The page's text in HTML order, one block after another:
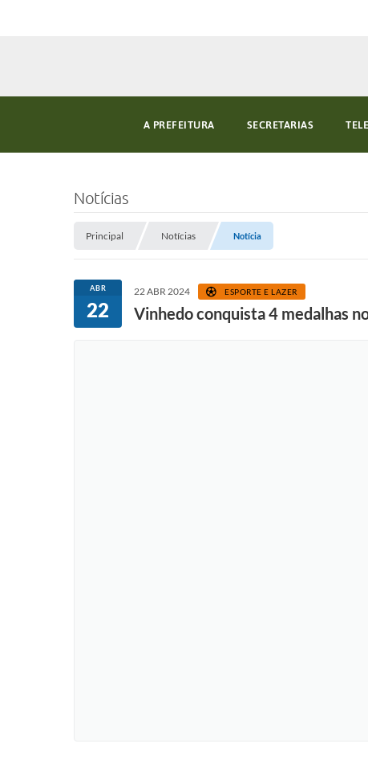
A PREFEITURA SECRETARIAS
Notícias
Principal Notícias Notícia
ABR
22
22 ABR 2024 ESPORTE E LAZER
Vinhedo conquista 4 medalhas